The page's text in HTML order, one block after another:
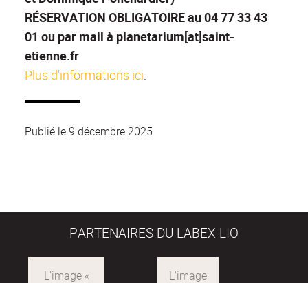
RÉSERVATION OBLIGATOIRE au 04 77 33 43
01 ou par mail à planetarium[at]saint-
etienne.fr
Plus d'informations ici.
Publié le 9 décembre 2025
PARTENAIRES DU LABEX LIO